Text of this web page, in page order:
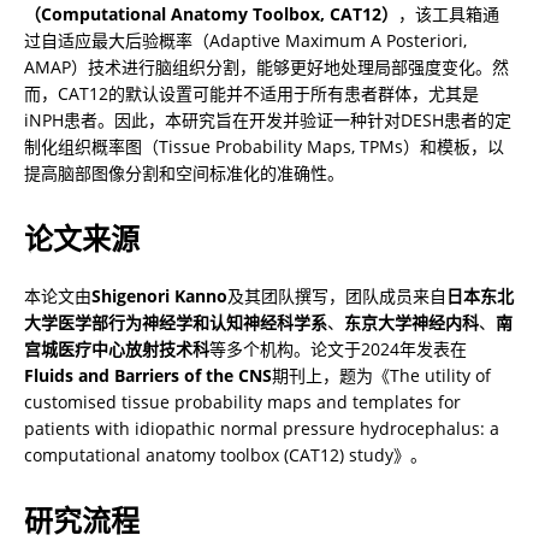
（Computational Anatomy Toolbox, CAT12） ，该工具箱通
过自适应最大后验概率（Adaptive Maximum A Posteriori,
AMAP）技术进行脑组织分割，能够更好地处理局部强度变化。然
而，CAT12的默认设置可能并不适用于所有患者群体，尤其是
iNPH患者。因此，本研究旨在开发并验证一种针对DESH患者的定
制化组织概率图（Tissue Probability Maps, TPMs）和模板，以
提高脑部图像分割和空间标准化的准确性。
论文来源
本论文由Shigenori Kanno及其团队撰写，团队成员来自 日本东北
大学医学部行为神经学和认知神经科学系、 东京大学神经内科、 南
宫城医疗中心放射技术科等多个机构。论文于2024年发表在
Fluids and Barriers of the CNS期刊上，题为《The utility of
customised tissue probability maps and templates for
patients with idiopathic normal pressure hydrocephalus: a
computational anatomy toolbox (CAT12) study》。
研究流程